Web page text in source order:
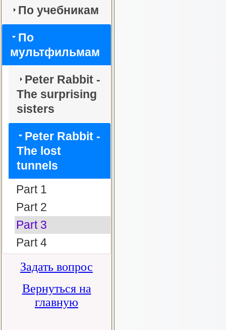
По учебникам
По
мультфильмам
Peter Rabbit -
The surprising
sisters
Peter Rabbit -
The lost
tunnels
Part 1
Part 2
Part 3
Part 4
Задать вопрос
Вернуться на
главную